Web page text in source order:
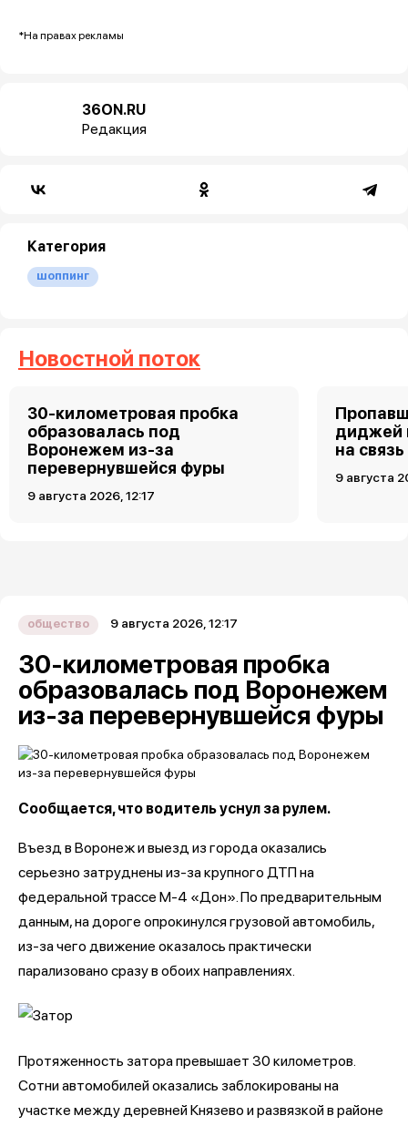
*На правах рекламы
36ON.RU
Редакция
Категория
шоппинг
Новостной поток
30-километровая пробка
образовалась под
Воронежем из-за
перевернувшейся фуры
9 августа 2026, 12:17
диджей
на связь
9 августа
общество 9 августа 2026, 12:17
30-километровая пробка
образовалась под Воронежем
из-за перевернувшейся фуры
Сообщается, что водитель уснул за рулем.
Въезд в Воронеж и выезд из города оказались
серьезно затруднены из-за крупного ДТП на
федеральной трассе М-4 «Дон». По предварительным
данным, на дороге опрокинулся грузовой автомобиль,
из-за чего движение оказалось практически
парализовано сразу в обоих направлениях.
Протяженность затора превышает 30 километров.
Сотни автомобилей оказались заблокированы на
участке между деревней Князево и развязкой в районе